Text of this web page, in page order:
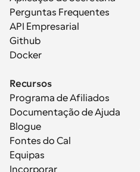
Perguntas Frequentes
API Empresarial
Github
Docker
Recursos
Programa de Afiliados
Documentação de Ajuda
Blogue
Fontes do Cal
Equipas
Incorporar